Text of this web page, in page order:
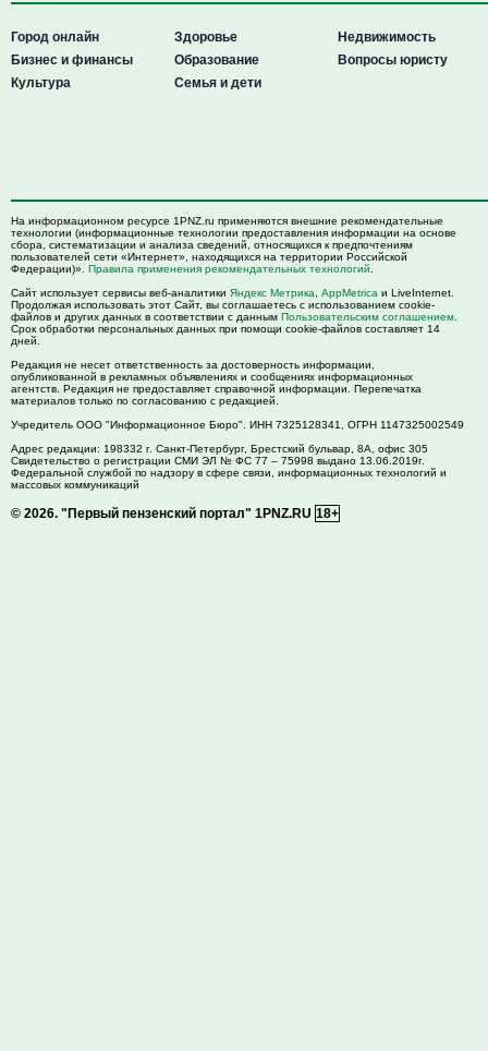
Город онлайн
Бизнес и финансы
Культура
Здоровье
Образование
Семья и дети
Недвижимость
Вопросы юристу
На информационном ресурсе 1PNZ.ru применяются внешние рекомендательные
технологии (информационные технологии предоставления информации на основе
сбора, систематизации и анализа сведений, относящихся к предпочтениям
пользователей сети «Интернет», находящихся на территории Российской
Федерации)». Правила применения рекомендательных технологий
Сайт использует сервисы веб-аналитики Яндекс Метрика AppMetrica и LiveInternet.
Продолжая использовать этот Сайт, вы соглашаетесь с использованием cookie-
файлов и других данных в соответствии с данным Пользовательским соглашением
Срок обработки персональных данных при помощи cookie-файлов составляет 14
дней.
Редакция не несет ответственность за достоверность информации,
опубликованной в рекламных объявлениях и сообщениях информационных
агентств. Редакция не предоставляет справочной информации. Перепечатка
материалов только по согласованию с редакцией.
Учредитель ООО "Информационное Бюро". ИНН 7325128341, ОГРН 1147325002549
Адрес редакции: 198332 г. Санкт-Петербург, Брестский бульвар, 8А, офис 305
Свидетельство о регистрации СМИ ЭЛ № ФС 77 – 75998 выдано 13.06.2019г.
Федеральной службой по надзору в сфере связи, информационных технологий и
массовых коммуникаций
© 2026. "Первый пензенский портал" 1PNZ.RU 18+